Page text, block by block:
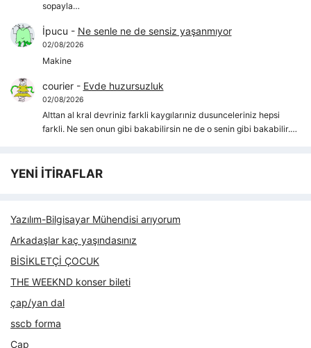
sopayla…
İpucu - Ne senle ne de sensiz yaşanmıyor
02/08/2026
Makine
courier- Evde huzursuzluk
02/08/2026
Alttan al kral devriniz farkli kaygılarıniz dusunceleriniz hepsi
farkli. Ne sen onun gibi bakabilirsin ne de o senin gibi bakabilir.…
YENİ İTİRAFLAR
Yazılım-Bilgisayar Mühendisi arıyorum
Arkadaşlar kaç yaşındasınız
BİSİKLETÇİ ÇOCUK
THE WEEKND konser bileti
çap/yan dal
sscb forma
Çap